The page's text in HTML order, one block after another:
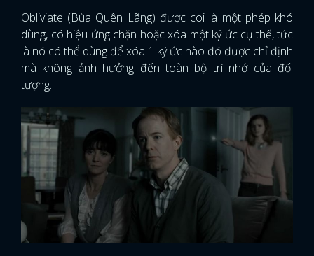
Obliviate (Bùa Quên Lãng) được coi là một phép khó
dùng, có hiệu ứng chặn hoặc xóa một ký ức cụ thể, tức
là nó có thể dùng để xóa 1 ký ức nào đó được chỉ định
mà không ảnh hưởng đến toàn bộ trí nhớ của đối
tượng.